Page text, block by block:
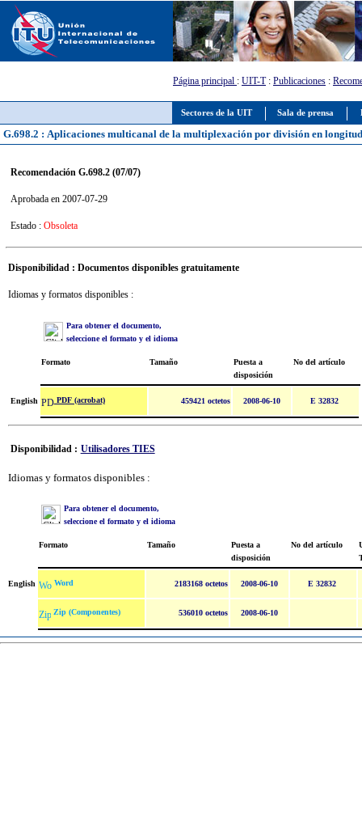
Sectores de la UIT Sala de prensa
Página principal : UIT-T: Publicaciones :
G.698.2 : Aplicaciones multicanal de la multiplexación por división en
Recomendación G.698.2 (07/07)
Aprobada en 2007-07-29
Estado : Obsoleta
Disponibilidad : Documentos disponibles gratuitamente
Idiomas y formatos disponibles :
Para obtener el documento,
seleccione el formato y el idioma
Formato Tamaño
Puesta a
disposición
No del artículo
English PDF (acrobat) 459421 octetos 2008-06-10 E 32832
Disponibilidad : Utilisadores TIES
Idiomas y formatos disponibles :
Para obtener el documento,
seleccione el formato y el idioma
Formato Tamaño
Puesta a
disposición
No del artículo
English Word 2183168 octetos 2008-06-10 E 32832
Zip (Componentes) 536010 octetos 2008-06-10